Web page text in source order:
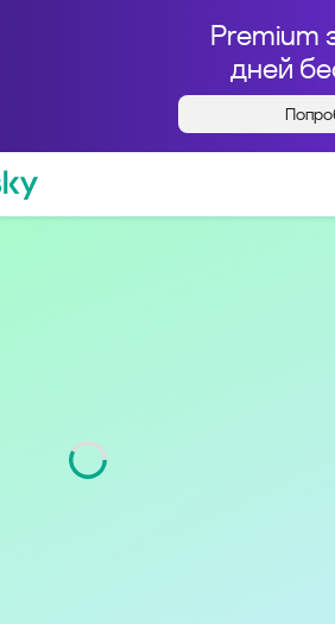
Premium
дней
с номера